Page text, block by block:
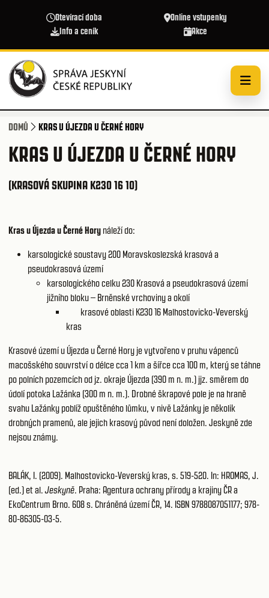
Otevírací doba
Online vstupenky
Info a ceník
Akce
DOMŮ KRAS U ÚJEZDA U ČERNÉ HORY
KRAS U ÚJEZDA U ČERNÉ HORY
(KRASOVÁ SKUPINA K230 16 10)
Kras u Újezda u Černé Hory náleží do:
karsologické soustavy 200 Moravskoslezská krasová a
pseudokrasová území
karsologického celku 230 Krasová a pseudokrasová území
jižního bloku – Brněnské vrchoviny a okolí
krasové oblasti K230 16 Malhostovicko-Veverský
kras
Krasové území u Újezda u Černé Hory je vytvořeno v pruhu vápenců
macošského souvrství o délce cca 1 km a šířce cca 100 m, který se táhne
po polních pozemcích od jz. okraje Újezda (390 m n. m.) jjz. směrem do
údolí potoka Lažánka (300 m n. m.). Drobné škrapové pole je na hraně
svahu Lažánky poblíž opuštěného lůmku, v nivě Lažánky je několik
drobných pramenů, ale jejich krasový původ není doložen. Jeskyně zde
nejsou známy.
BALÁK, I. (2009). Malhostovicko-Veverský kras, s. 519-520. In: HROMAS, J.
(ed.) et al.Jeskyně. Praha: Agentura ochrany přírody a krajiny ČR a
EkoCentrum Brno. 608 s. Chráněná území ČR, 14. ISBN 9788087051177; 978-
80-86305-03-5.